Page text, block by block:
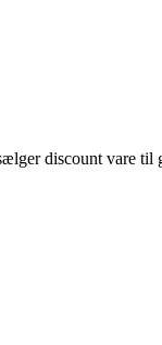
discount vare til